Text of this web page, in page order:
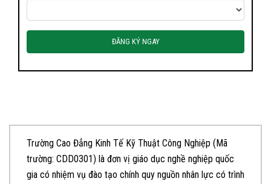
ĐĂNG KÝ NGAY
Trường Cao Đẳng Kinh Tế Kỹ Thuật Công Nghiệp (Mã
trường: CDD0301) là đơn vị giáo dục nghề nghiệp quốc
gia có nhiệm vụ đào tạo chính quy nguồn nhân lực có trình